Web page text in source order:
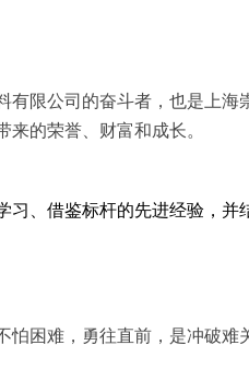
限公司的奋斗者，也是上
的荣誉、财富和成长。
、借鉴标杆的先进经验，
困难，勇往直前，是冲破